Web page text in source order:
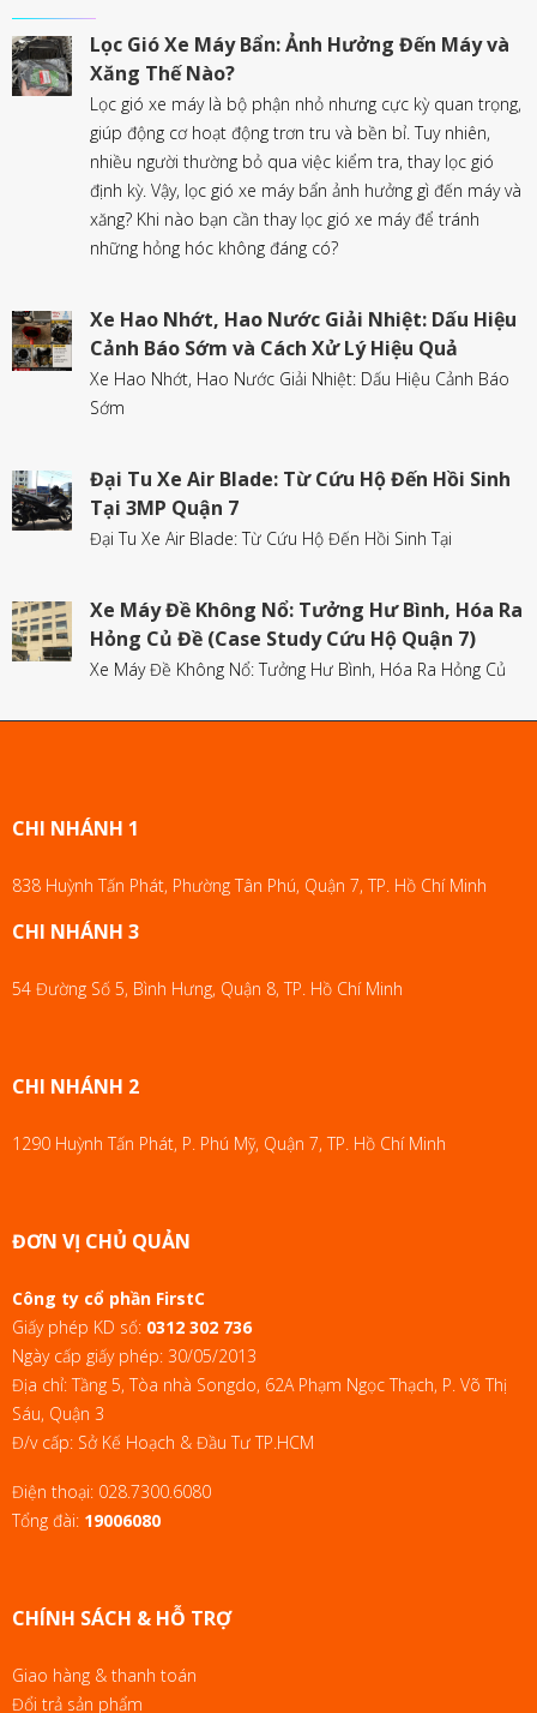
Lọc Gió Xe Máy Bẩn: Ảnh Hưởng Đến Máy và
Xăng Thế Nào?
Lọc gió xe máy là bộ phận nhỏ nhưng cực kỳ quan trọng,
giúp động cơ hoạt động trơn tru và bền bỉ. Tuy nhiên,
nhiều người thường bỏ qua việc kiểm tra, thay lọc gió
định kỳ. Vậy, lọc gió xe máy bẩn ảnh hưởng gì đến máy và
xăng? Khi nào bạn cần thay lọc gió xe máy để tránh
những hỏng hóc không đáng có?
Xe Hao Nhớt, Hao Nước Giải Nhiệt: Dấu Hiệu
Cảnh Báo Sớm và Cách Xử Lý Hiệu Quả
Xe Hao Nhớt, Hao Nước Giải Nhiệt: Dấu Hiệu Cảnh Báo
Sớm
Đại Tu Xe Air Blade: Từ Cứu Hộ Đến Hồi Sinh
Tại 3MP Quận 7
Đại Tu Xe Air Blade: Từ Cứu Hộ Đến Hồi Sinh Tại
Xe Máy Đề Không Nổ: Tưởng Hư Bình, Hóa Ra
Hỏng Củ Đề (Case Study Cứu Hộ Quận 7)
Xe Máy Đề Không Nổ: Tưởng Hư Bình, Hóa Ra Hỏng Củ
CHI NHÁNH 1
838 Huỳnh Tấn Phát, Phường Tân Phú, Quận 7, TP. Hồ Chí Minh
CHI NHÁNH 3
54 Đường Số 5, Bình Hưng, Quận 8, TP. Hồ Chí Minh
CHI NHÁNH 2
1290 Huỳnh Tấn Phát, P. Phú Mỹ, Quận 7, TP. Hồ Chí Minh
ĐƠN VỊ CHỦ QUẢN
Công ty cổ phần FirstC
Giấy phép KD số: 0312 302 736
Ngày cấp giấy phép: 30/05/2013
Địa chỉ: Tầng 5, Tòa nhà Songdo, 62A Phạm Ngọc Thạch, P. Võ Thị
Sáu, Quận 3
Đ/v cấp: Sở Kế Hoạch & Đầu Tư TP.HCM
Điện thoại: 028.7300.6080
Tổng đài: 19006080
CHÍNH SÁCH & HỖ TRỢ
Giao hàng & thanh toán
Đổi trả sản phẩm